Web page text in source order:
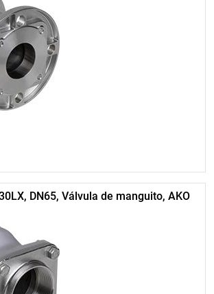
DN65, Válvula de manguito, AKO